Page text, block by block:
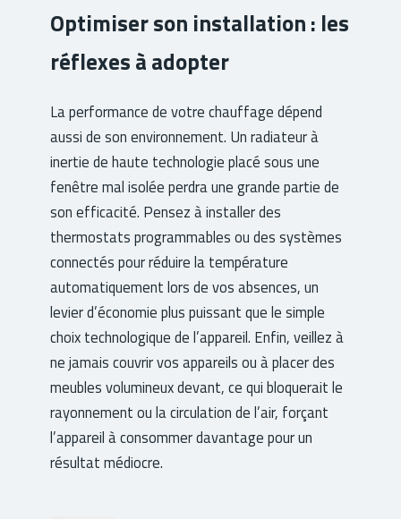
Optimiser son installation : les
réflexes à adopter
La performance de votre chauffage dépend
aussi de son environnement. Un radiateur à
inertie de haute technologie placé sous une
fenêtre mal isolée perdra une grande partie de
son efficacité. Pensez à installer des
thermostats programmables ou des systèmes
connectés pour réduire la température
automatiquement lors de vos absences, un
levier d’économie plus puissant que le simple
choix technologique de l’appareil. Enfin, veillez à
ne jamais couvrir vos appareils ou à placer des
meubles volumineux devant, ce qui bloquerait le
rayonnement ou la circulation de l’air, forçant
l’appareil à consommer davantage pour un
résultat médiocre.